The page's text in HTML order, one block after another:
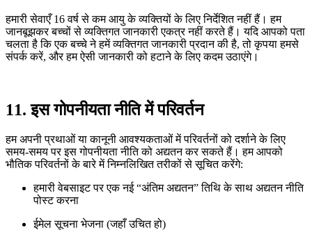
हमारी सेवाएँ 16 वर्ष से कम आयु के व्यक्तियों के लिए निर्देशित नहीं हैं। हम
जानबूझकर बच्चों से व्यक्तिगत जानकारी एकत्र नहीं करते हैं। यदि आपको पता
चलता है कि एक बच्चे ने हमें व्यक्तिगत जानकारी प्रदान की है, तो कृपया हमसे
संपर्क करें, और हम ऐसी जानकारी को हटाने के लिए कदम उठाएंगे।
11. इस गोपनीयता नीति में परिवर्तन
हम अपनी प्रथाओं या कानूनी आवश्यकताओं में परिवर्तनों को दर्शाने के लिए
समय-समय पर इस गोपनीयता नीति को अद्यतन कर सकते हैं। हम आपको
भौतिक परिवर्तनों के बारे में निम्नलिखित तरीकों से सूचित करेंगे:
हमारी वेबसाइट पर एक नई “अंतिम अद्यतन” तिथि के साथ अद्यतन नीति
पोस्ट करना
ईमेल सूचना भेजना (जहाँ उचित हो)